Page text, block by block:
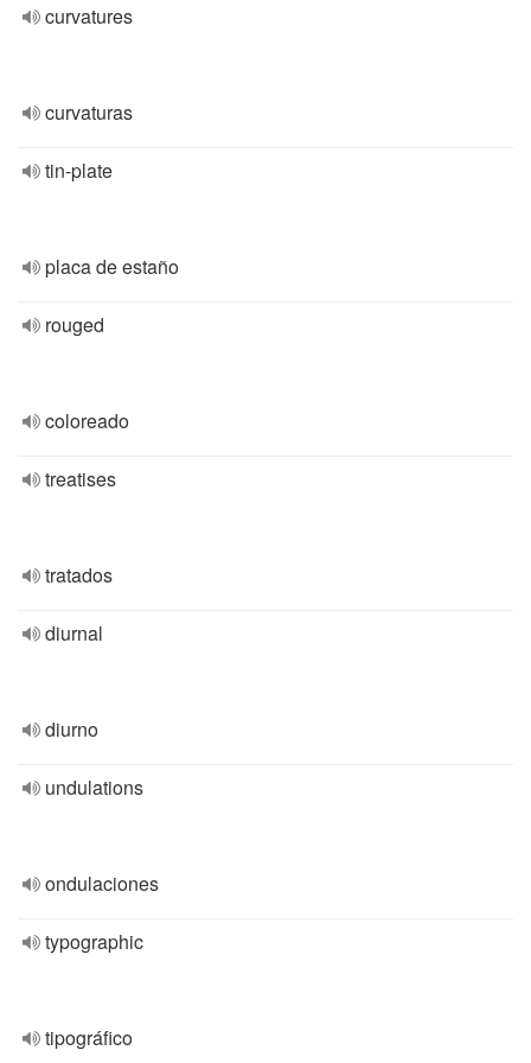
curvatures
curvaturas
tin-plate
placa de estaño
rouged
coloreado
treatises
tratados
diurnal
diurno
undulations
ondulaciones
typographic
tipográfico